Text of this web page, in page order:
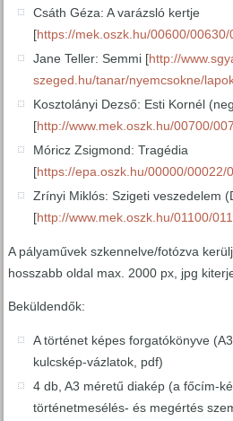
Csáth Géza: A varázsló kertje
[https://mek.oszk.hu/00600/
Jane Teller: Semmi [http://
szeged.hu/tanar/nyemcsokne/
Kosztolányi Dezső: Esti Kornél
[http://www.mek.oszk.hu/00700/
Móricz Zsigmond: Tragédia
[https://epa.oszk.hu/00000/00022/
Zrínyi Miklós: Szigeti veszedelem
[http://www.mek.oszk.hu/01100/
A pályaművek szkennelve/fotózva
hosszabb oldal max. 2000 px, jpg
Beküldendők:
A történet képes forgatókönyve
kulcskép-vázlatok, pdf)
4 db, A3 méretű diakép (a főcím-
történetmesélés- és megértés